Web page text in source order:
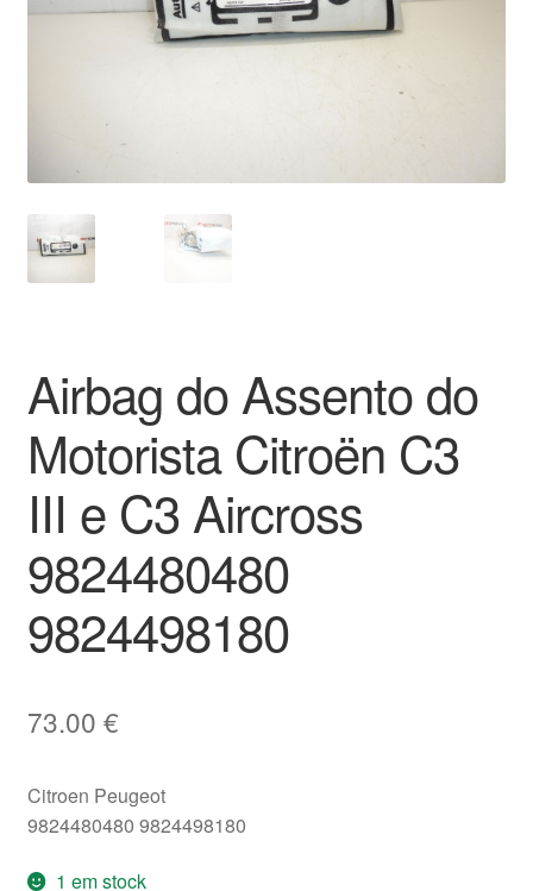
Política de Privacidade
Procedimento de Reclamação
Termos e Condições
Transporte
Airbag do Assento do
Motorista Citroën C3
III e C3 Aircross
9824480480
9824498180
73.00 €
Citroen Peugeot
9824480480 9824498180
1 em stock